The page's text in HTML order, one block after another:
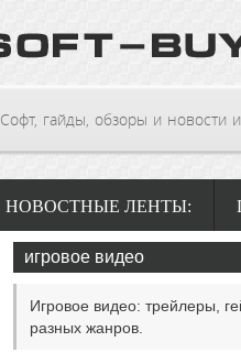
Софт, гайды, обзоры и новости
НОВОСТНЫЕ ЛЕНТЫ:
игровое видео
Игровое видео: трейлеры,
разных жанров.